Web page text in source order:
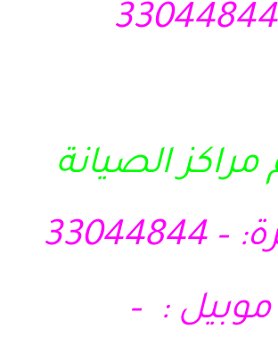
33044844
مراكز الصيانة
موبيل : –